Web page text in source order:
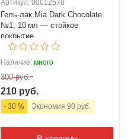
Артикул: 00012578
Гель‑лак Mia Dark Chocolate
№1, 10 мл — стойкое
покрытие
Наличие: много
300 руб.
210 руб.
- 30 % Экономия 90 руб.